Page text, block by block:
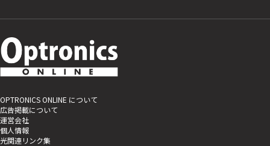
OPTRONICS ONLINE について
広告掲載について
運営会社
個人情報
光関連リンク集